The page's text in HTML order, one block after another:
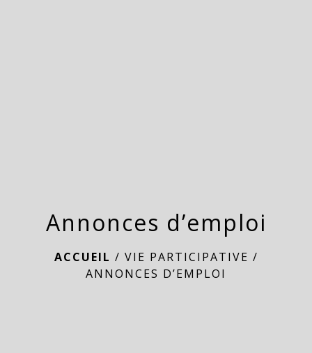
Annonces d’emploi
ACCUEIL / VIE PARTICIPATIVE /
ANNONCES D’EMPLOI